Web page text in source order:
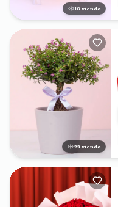
19 viendo
24 viendo